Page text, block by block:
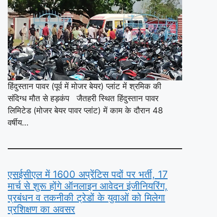
हिंदुस्तान पावर (पूर्व में मोजर बेयर) प्लांट में श्रमिक की
संदिग्ध मौत से हड़कंप जैतहरी स्थित हिंदुस्तान पावर
लिमिटेड (मोजर बेयर पावर प्लांट) में काम के दौरान 48
वर्षीय…
एसईसीएल में 1600 अप्रेंटिस पदों पर भर्ती, 17
मार्च से शुरू होंगे ऑनलाइन आवेदन इंजीनियरिंग,
प्रबंधन व तकनीकी ट्रेडों के युवाओं को मिलेगा
प्रशिक्षण का अवसर